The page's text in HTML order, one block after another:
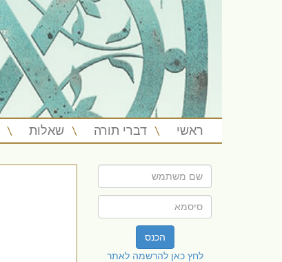
ראשי דברי תורה שאלות
הכנס
לחץ כאן להרשמה לאתר